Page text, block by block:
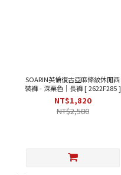
SOARIN英倫復古亞麻條紋休閒西
裝褲 - 深栗色｜長褲 [ 2622F285 ]
NT$1,820
NT$2,580